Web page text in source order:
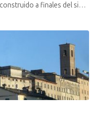
a finales del siglo